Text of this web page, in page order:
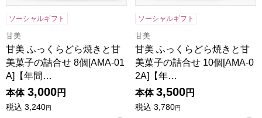
ソーシャルギフト
甘美
甘美 ふっくらどら焼きと甘
美菓子の詰合せ 8個[AMA-01
A]【年間…
本体 3,000円
税込 3,240円
ソーシャルギフト
甘美
甘美 ふっくらどら焼きと甘
美菓子の詰合せ 10個[AMA-0
2A]【年…
本体 3,500円
税込 3,780円